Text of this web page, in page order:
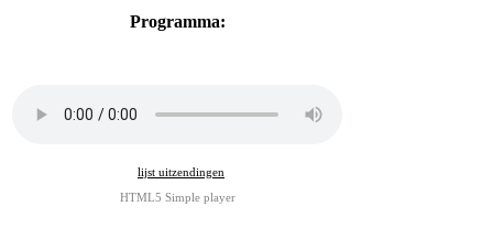
Programma:
lijst uitzendingen
HTML5 Simple player